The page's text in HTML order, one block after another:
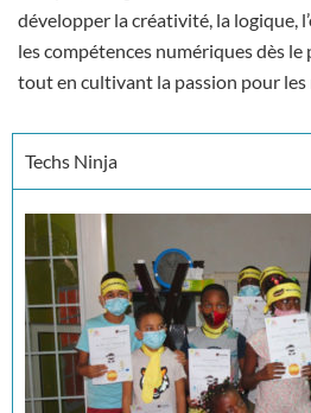
développer la créativité, la logique,
les compétences numériques dès le
tout en cultivant la passion pour les
Techs Ninja